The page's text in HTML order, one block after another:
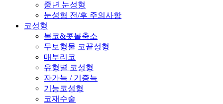
중년 눈성형
눈성형 전/후 주의사항
코성형
복코&콧볼축소
무보형물 코끝성형
매부리코
유형별 코성형
자가늑 / 기증늑
기능코성형
코재수술